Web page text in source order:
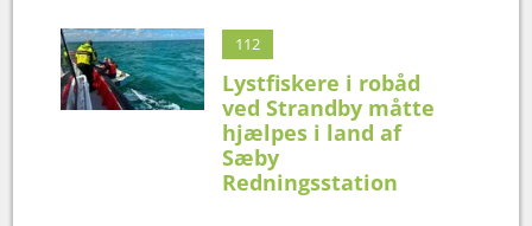
112
Lystfiskere i robåd
ved Strandby måtte
hjælpes i land af
Sæby
Redningsstation